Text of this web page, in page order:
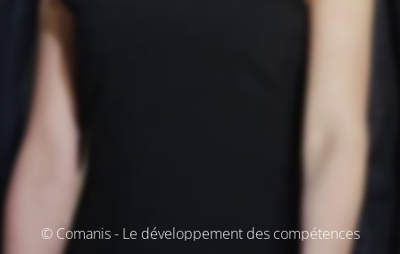
© Comanis - Le développement des compétences